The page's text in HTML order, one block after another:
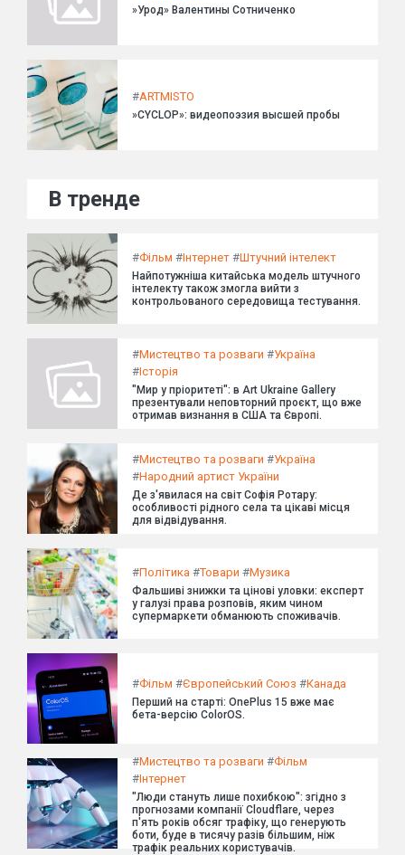
»Урод» Валентины Сотниченко
#ARTMISTO
»CYCLOP»: видеопоэзия высшей пробы
В тренде
#Фільм #Інтернет #Штучний інтелект
Найпотужніша китайська модель штучного
інтелекту також змогла вийти з
контрольованого середовища тестування.
#Мистецтво та розваги #Україна
#Історія
"Мир у пріоритеті": в Art Ukraine Gallery
презентували неповторний проєкт, що вже
отримав визнання в США та Європі.
#Мистецтво та розваги #Україна
#Народний артист України
Де з'явилася на світ Софія Ротару:
особливості рідного села та цікаві місця
для відвідування.
#Політика #Товари #Музика
Фальшиві знижки та цінові уловки: експерт
у галузі права розповів, яким чином
супермаркети обманюють споживачів.
#Фільм #Європейський Союз #Канада
Перший на старті: OnePlus 15 вже має
бета-версію ColorOS.
#Мистецтво та розваги #Фільм
#Інтернет
"Люди стануть лише похибкою": згідно з
прогнозами компанії Cloudflare, через
п'ять років обсяг трафіку, що генерують
боти, буде в тисячу разів більшим, ніж
трафік реальних користувачів.